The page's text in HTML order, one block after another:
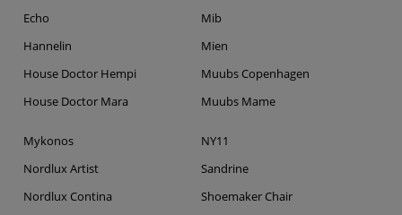
Echo
Hannelin
House Doctor Hempi
House Doctor Mara
Mib
Mien
Muubs Copenhagen
Muubs Mame
Mykonos
Nordlux Artist
Nordlux Contina
NY11
Sandrine
Shoemaker Chair